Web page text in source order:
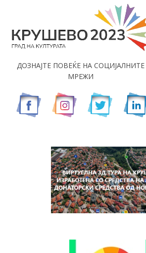
ДОЗНАЈТЕ ПОВЕЌЕ НА СОЦИЈАЛНИТЕ
МРЕЖИ